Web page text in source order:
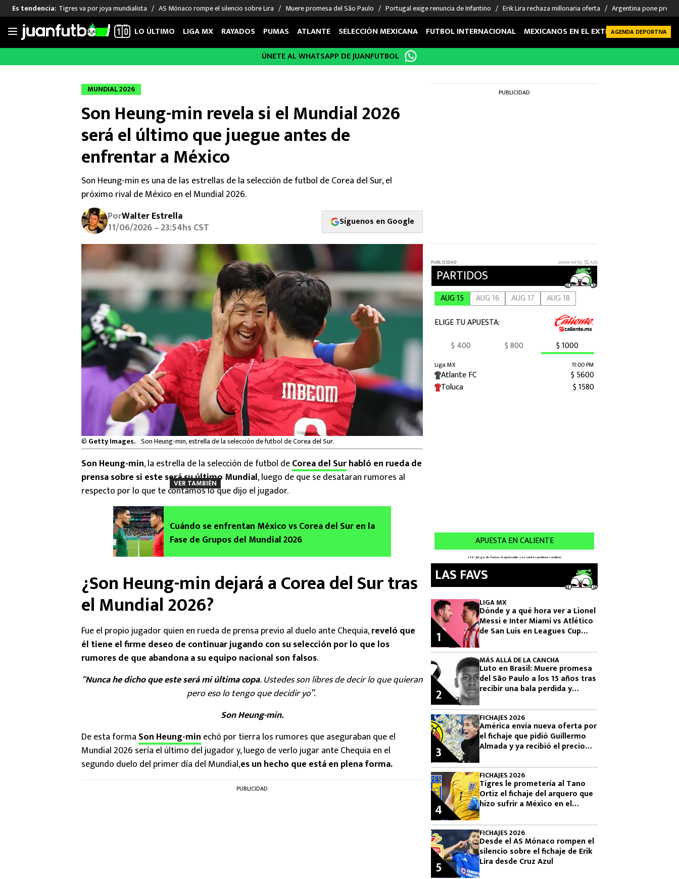
Saltar
Es tendencia: Tigres va por joya mundialista AS Mónaco rompe el silencio sobre Lira Muere promesa del São Paulo Portugal exige renuncia de Infantino Erik Lira rechaza millonaria oferta Argentina pone
LIGA MX
Chivas de Guadalajara
Liga MX Femenil
FUT INTERNACIONAL
Las Noticias
Selección Mexicana
Champions League
Europa League
Real Madrid
Barcelona
MEXICANOS EN EL EXTRANJERO
Memo Ochoa
Chino Huerta
Edson Álvarez
Santiago Giménez
FIGURAS
Sergio Ramos
Giorgos Giakoumakis
André Jardine
DEPORTES
Boxeo
LO ÚLTIMO LIGA MX RAYADOS PUMAS ATLANTE SELECCIÓN MEXICANA FUTBOL INTERNACIONAL MEXICANOS EN EL EXTRANJERO FUTBOL
AGENDA DEPORTIVA
ÚNETE AL WHATSAPP DE JUANFUTBOL
MUNDIAL 2026
Son Heung-min revela si el Mundial 2026
será el último que juegue antes de
enfrentar a México
Son Heung-min es una de las estrellas de la selección de futbol de Corea del Sur, el
próximo rival de México en el Mundial 2026.
PorWalter Estrella
11/06/2026 – 23:54hs CST Síguenos en Google
© Getty Images. Son Heung-min, estrella de la selección de futbol de Corea del Sur.
Son Heung-min, la estrella de la selección de futbol deCorea del Surhabló en rueda de
prensa sobre si este será su último Mundial, luego de que se desataran rumores al
respecto por lo que te contamos lo que dijo el jugador.
VER TAMBIÉN
Cuándo se enfrentan México vs Corea del Sur en la
Fase de Grupos del Mundial 2026
¿Son Heung-min dejará a Corea del Sur tras
el Mundial 2026?
Fue el propio jugador quien en rueda de prensa previo al duelo ante Chequia,reveló que
él tiene el firme deseo de continuar jugando con su selección por lo que los
rumores de que abandona a su equipo nacional son falsos.
“Nunca he dicho que este será mi última copa. Ustedes son libres de decir lo que quieran
pero eso lo tengo que decidir yo”.
Son Heung-min.
De esta forma Son Heung-min echó por tierra los rumores que aseguraban que el
Mundial 2026 sería el último del jugador y, luego de verlo jugar ante Chequia en el
segundo duelo del primer día del Mundial,es un hecho que está en plena forma.
PUBLICIDAD
PUBLICIDAD
LAS FAVS
LIGA MX
Dónde y a qué hora ver a Lionel
Messi e Inter Miami vs Atlético
de San Luis en Leagues Cup
1
MÁS ALLÁ DE LA CANCHA
Luto en Brasil: Muere promesa
del São Paulo a los 15 años tras
recibir una bala perdida y
2
FICHAJES 2026
América envía nueva oferta por
el fichaje que pidió Guillermo
Almada y ya recibió el precio
Campaz
3
FICHAJES 2026
Tigres le prometería al Tano
Ortiz el fichaje del arquero que
hizo sufrir a México en el
4
FICHAJES 2026
Desde el AS Mónaco rompen el
silencio sobre el fichaje de Erik
Lira desde Cruz Azul
5